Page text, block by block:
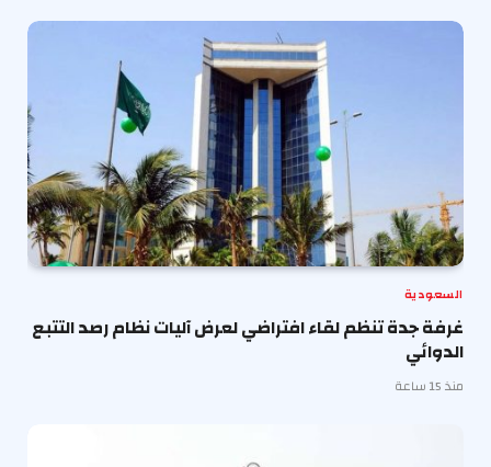
السعودية
غرفة جدة تنظم لقاء افتراضي لعرض آليات نظام رصد التتبع
الدوائي
منذ 15 ساعة